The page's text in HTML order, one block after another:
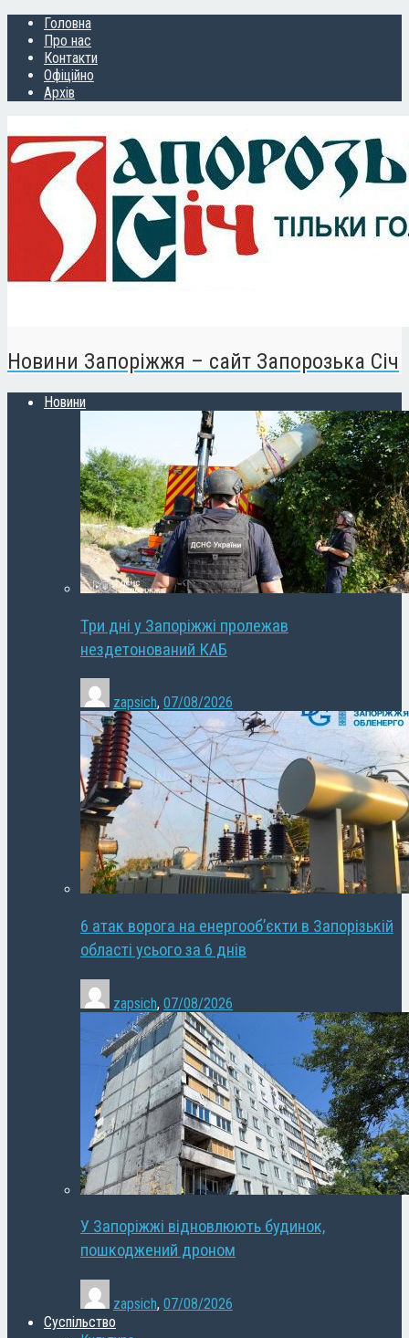
Головна
Про нас
Контакти
Офіційно
Архів
Новини Запоріжжя – сайт Запорозька Січ
Новини
Три дні у Запоріжжі пролежав
нездетонований КАБ
zapsich, 07/08/2026
6 атак ворога на енергооб’єкти в Запорізькій
області усього за 6 днів
zapsich, 07/08/2026
У Запоріжжі відновлюють будинок,
пошкоджений дроном
zapsich, 07/08/2026
Суспільство